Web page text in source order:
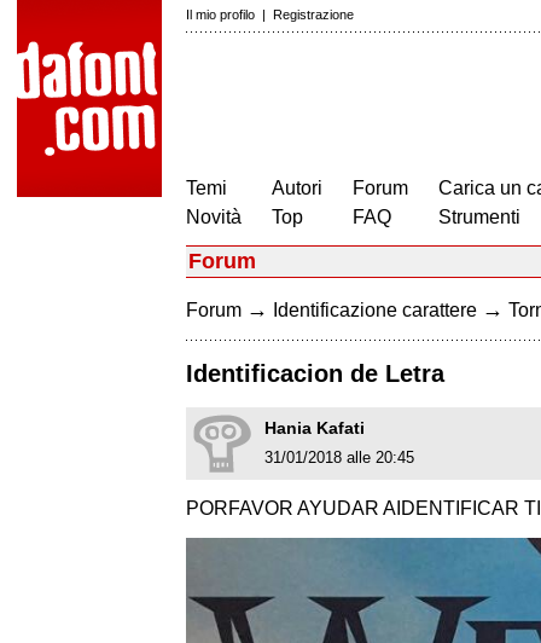
Il mio profilo | Registrazione
Temi
Novità
Autori
Top
Forum
FAQ
Carica un
Strumenti
Forum
Forum → Identificazione carattere →
Identificacion de Letra
Hania Kafati
31/01/2018 alle 20:45
PORFAVOR AYUDAR AIDENTIFICAR